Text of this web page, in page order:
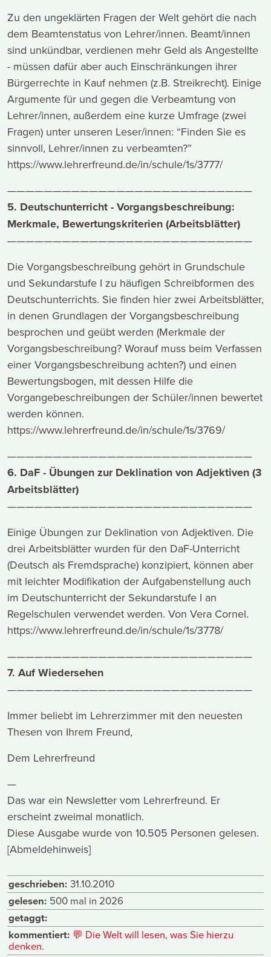
Zu den ungeklärten Fragen der Welt gehört die nach
dem Beamtenstatus von Lehrer/innen. Beamt/innen
sind unkündbar, verdienen mehr Geld als Angestellte
- müssen dafür aber auch Einschränkungen ihrer
Bürgerrechte in Kauf nehmen (z.B. Streikrecht). Einige
Argumente für und gegen die Verbeamtung von
Lehrer/innen, außerdem eine kurze Umfrage (zwei
Fragen) unter unseren Leser/innen: “Finden Sie es
sinnvoll, Lehrer/innen zu verbeamten?”
https://www.lehrerfreund.de/in/schule/1s/3777/
———————————————————————————
5. Deutschunterricht - Vorgangsbeschreibung:
Merkmale, Bewertungskriterien (Arbeitsblätter)
———————————————————————————
Die Vorgangsbeschreibung gehört in Grundschule
und Sekundarstufe I zu häufigen Schreibformen des
Deutschunterrichts. Sie finden hier zwei Arbeitsblätter,
in denen Grundlagen der Vorgangsbeschreibung
besprochen und geübt werden (Merkmale der
Vorgangsbeschreibung? Worauf muss beim Verfassen
einer Vorgangsbeschreibung achten?) und einen
Bewertungsbogen, mit dessen Hilfe die
Vorgangebeschreibungen der Schüler/innen bewertet
werden können.
https://www.lehrerfreund.de/in/schule/1s/3769/
———————————————————————————
6. DaF - Übungen zur Deklination von Adjektiven (3
Arbeitsblätter)
———————————————————————————
Einige Übungen zur Deklination von Adjektiven. Die
drei Arbeitsblätter wurden für den DaF-Unterricht
(Deutsch als Fremdsprache) konzipiert, können aber
mit leichter Modifikation der Aufgabenstellung auch
im Deutschunterricht der Sekundarstufe I an
Regelschulen verwendet werden. Von Vera Cornel.
https://www.lehrerfreund.de/in/schule/1s/3778/
———————————————————————————
7. Auf Wiedersehen
———————————————————————————
Immer beliebt im Lehrerzimmer mit den neuesten
Thesen von Ihrem Freund,
Dem Lehrerfreund
—
Das war ein Newsletter vom Lehrerfreund. Er
erscheint zweimal monatlich.
Diese Ausgabe wurde von 10.505 Personen gelesen.
[Abmeldehinweis]
geschrieben: 31.10.2010
gelesen: 500 mal in 2026
getaggt:
kommentiert: 💬 Die Welt will lesen, was Sie hierzu
denken.